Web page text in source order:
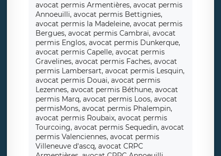
avocat permis Armentières, avocat permis
Annoeuilli, avocat permis Bettignies,
avocat permis la Madeleine, avocat permis
Bergues, avocat permis Cambrai, avocat
permis Englos, avocat permis Dunkerque,
avocat permis Capelle, avocat permis
Gravelines, avocat permis Faches, avocat
permis Lambersart, avocat permis Lesquin,
avocat permis Douai, avocat permis
Lezennes, avocat permis Béthune, avocat
permis Marq, avocat permis Loos, avocat
permisMons, avocat permis Phalempin,
avocat permis Roubaix, avocat permis
Tourcoing, avocat permis Sequedin, avocat
permis Valenciennes, avocat permis
Villeneuve d'ascq, avocat CRPC